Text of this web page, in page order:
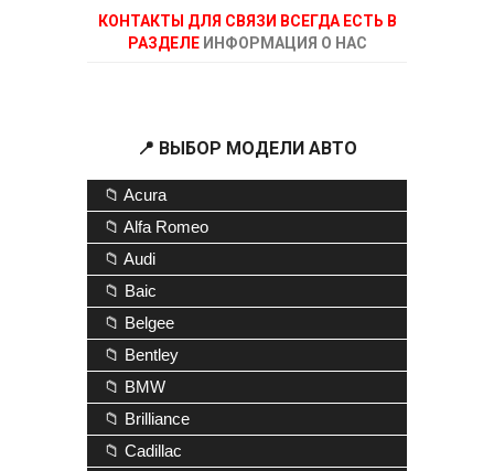
КОНТАКТЫ ДЛЯ СВЯЗИ ВСЕГДА ЕСТЬ В
РАЗДЕЛЕ ИНФОРМАЦИЯ О НАС
📍 ВЫБОР МОДЕЛИ АВТО
📁 Acura
📁 Alfa Romeo
📁 Audi
📁 Baic
📁 Belgee
📁 Bentley
📁 BMW
📁 Brilliance
📁 Cadillac